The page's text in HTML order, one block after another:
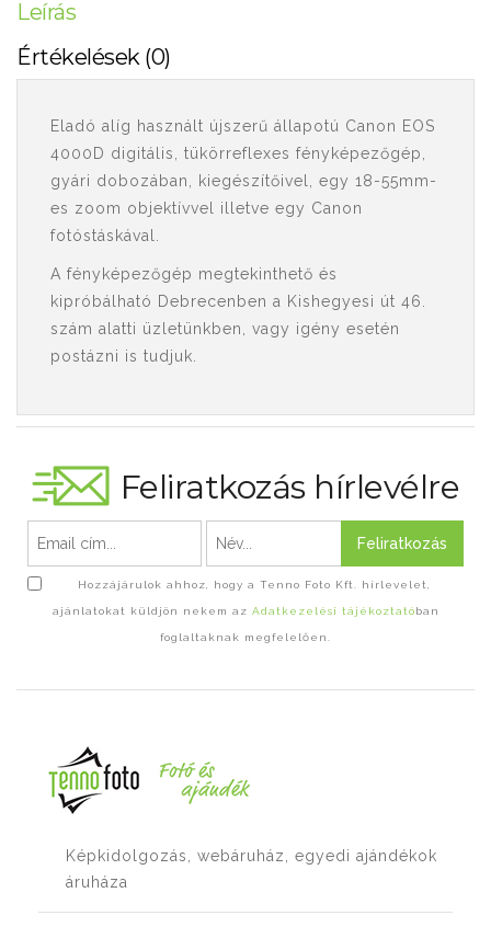
Leírás
Értékelések (0)
Eladó alíg használt újszerű állapotú Canon EOS
4000D digitális, tükörreflexes fényképezőgép,
gyári dobozában, kiegészítőivel, egy 18-55mm-
es zoom objektívvel illetve egy Canon
fotóstáskával.
A fényképezőgép megtekinthető és
kipróbálható Debrecenben a Kishegyesi út 46.
szám alatti üzletünkben, vagy igény esetén
postázni is tudjuk.
Feliratkozás hírlevélre
Feliratkozás
Hozzájárulok ahhoz, hogy a Tenno Foto Kft. hírlevelet,
ajánlatokat küldjön nekem az Adatkezelési tájékoztatóban
foglaltaknak megfelelően.
Képkidolgozás, webáruház, egyedi ajándékok
áruháza